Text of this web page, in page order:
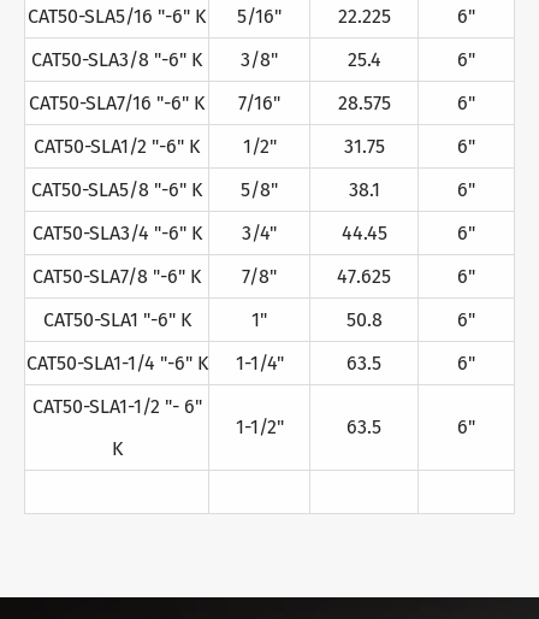
CAT50-SLA5/16 "-6" K
5/16" 22.225
6"
CAT50-SLA3/8 "-6" K
3/8" 25.4
6"
CAT50-SLA7/16 "-6" K
7/16" 28.575
6"
CAT50-SLA1/2 "-6" K
1/2" 31.75
6"
CAT50-SLA5/8 "-6" K
5/8" 38.1
6"
CAT50-SLA3/4 "-6" K
3/4" 44.45
6"
CAT50-SLA7/8 "-6" K
7/8" 47.625
6"
CAT50-SLA1 "-6" K
1" 50.8
6"
CAT50-SLA1-1/4 "-6" K
1-1/4" 63.5
6"
CAT50-SLA1-1/2 "- 6"
K
1-1/2" 63.5 6"